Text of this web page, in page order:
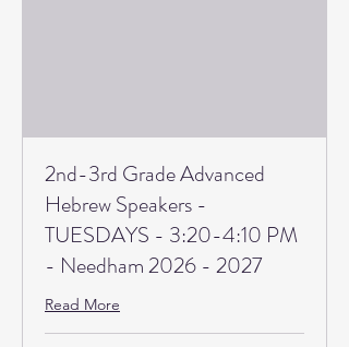
2nd-3rd Grade Advanced
Hebrew Speakers -
TUESDAYS - 3:20-4:10 PM
- Needham 2026 - 2027
Read More